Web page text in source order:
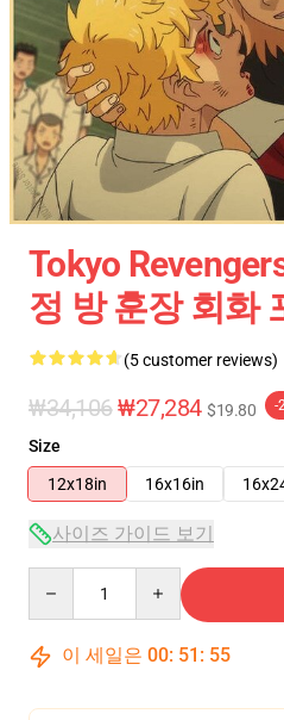
Tokyo
정 방 훈장 회화
(5 customer reviews)
₩34,106₩27,284 $19.80 -
Size
12x18in
16x16in
사이즈 가이드 보기
이 세일은 00: 51 : 54